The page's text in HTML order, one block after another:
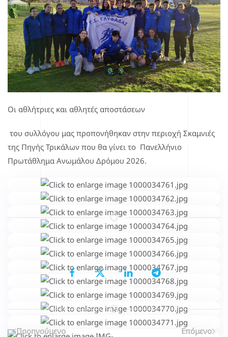
Οι αθλήτριες και αθλητές αποστάσεων
του συλλόγου μας προπονήθηκαν στην περιοχή Σκαμνιές
της Πηγής Τρικάλων που θα γίνει το Πανελλήνιο
Πρωτάθλημα Ανωμάλου Δρόμου 2026.
Επιλέγοντας κάποιο από τα κοινωνικά δίκτυα μπορείτε να
Προηγούμενο Επόμενο